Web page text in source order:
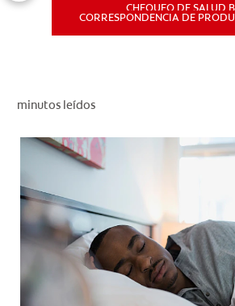
CHEQUEO DE SALUD
CORRESPONDENCIA DE
minutos leídos